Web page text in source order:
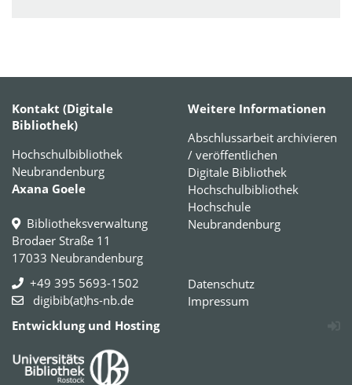
Kontakt (Digitale
Bibliothek)
Hochschulbibliothek
Neubrandenburg
Axana Goele
Bibliotheksverwaltung
Brodaer Straße 11
17033 Neubrandenburg
+49 395 5693-1502
digibib(at)hs-nb.de
Weitere Informationen
Abschlussarbeit archivieren
/ veröffentlichen
Digitale Bibliothek
Hochschulbibliothek
Hochschule
Neubrandenburg
Datenschutz
Impressum
Entwicklung und Hosting